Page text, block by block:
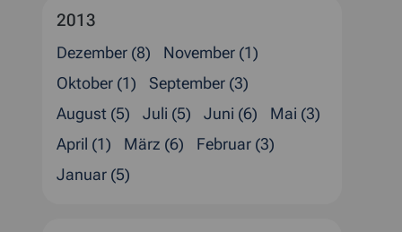
2013
Dezember (8)
November (1)
Oktober (1)
September (3)
August (5)
Juli (5) Juni (6)
Mai (3)
April (1)
März (6)
Februar (3)
Januar (5)